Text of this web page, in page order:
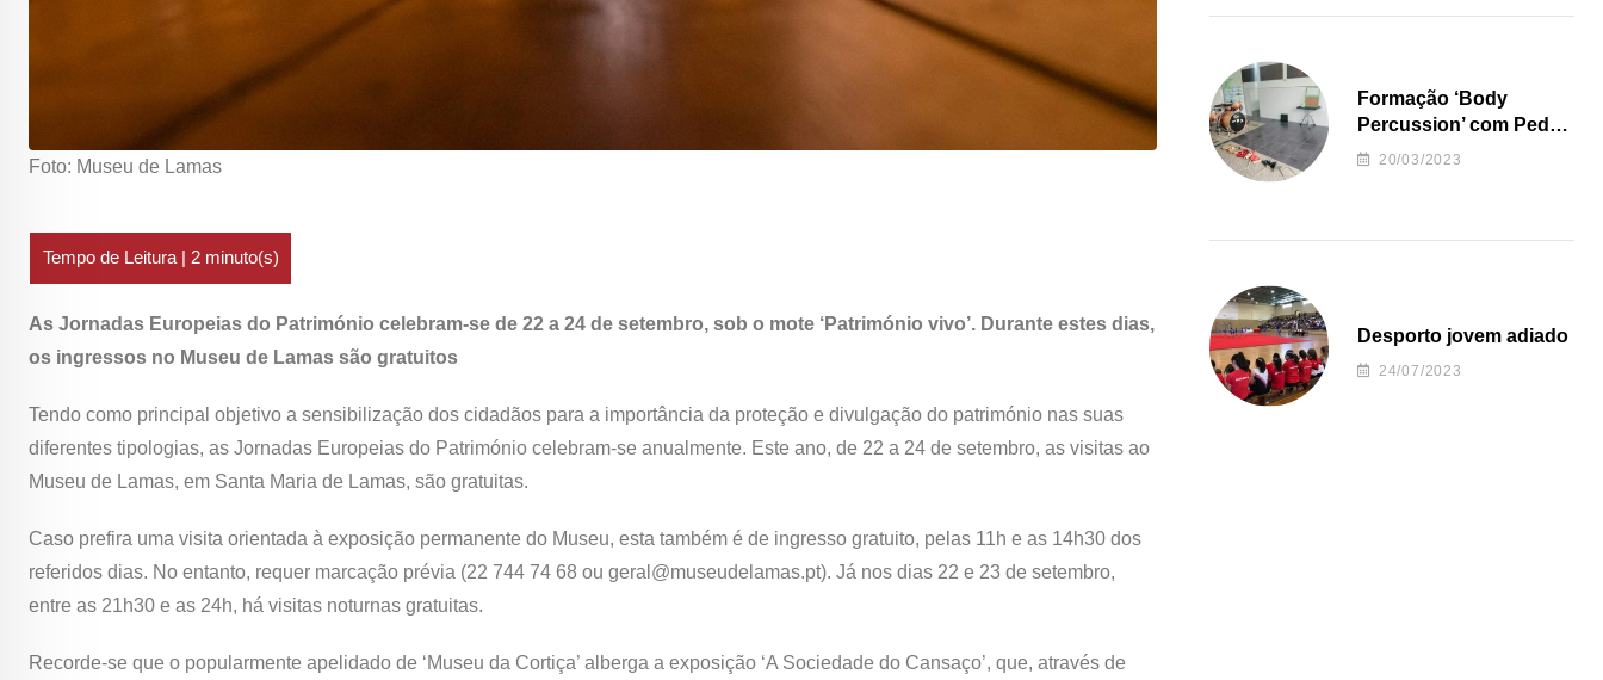
Foto: Museu de Lamas
As Jornadas Europeias do Património celebram-se de 22 a 24 de setembro, sob o mote ‘Património vivo’. Durante estes dias,
os ingressos no Museu de Lamas são gratuitos
Tendo como principal objetivo a sensibilização dos cidadãos para a importância da proteção e divulgação do património nas suas
diferentes tipologias, as Jornadas Europeias do Património celebram-se anualmente. Este ano, de 22 a 24 de setembro, as visitas ao
Museu de Lamas, em Santa Maria de Lamas, são gratuitas.
Caso prefira uma visita orientada à exposição permanente do Museu, esta também é de ingresso gratuito, pelas 11h e as 14h30 dos
referidos dias. No entanto, requer marcação prévia (22 744 74 68 ou geral@museudelamas.pt). Já nos dias 22 e 23 de setembro,
entre as 21h30 e as 24h, há visitas noturnas gratuitas.
Recorde-se que o popularmente apelidado de ‘Museu da Cortiça’ alberga a exposição ‘A Sociedade do Cansaço’, que, através de
Formação ‘Body
Percussion’ com Pedro
Almeida
20/03/2023
Desporto jovem adiado
24/07/2023